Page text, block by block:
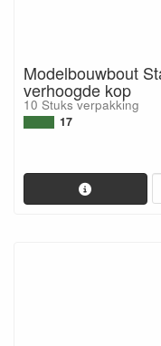
Modelbouwbout
verhoogde kop
10 Stuks verpakking
17